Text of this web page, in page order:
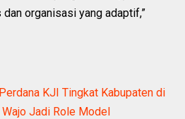
organisasi yang adaptif,”
KJI Tingkat Kabupaten di
Jadi Role Model